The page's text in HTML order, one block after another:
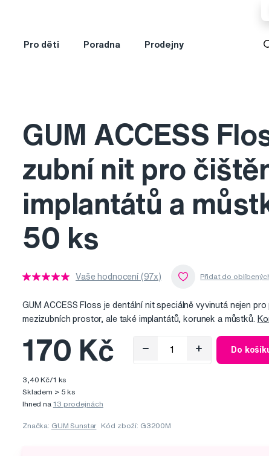
Pro děti Poradna Prodejny
GUM ACCESS
zubní nit pro
implantátů a
50 ks
Vaše hodnocení (97x)
GUM ACCESS Floss je dentální nit speciálně vyvinutá nejen
mezizubních prostor, ale také implantátů, korunek a můstků.
170 Kč Do
3,40 Kč/1 ks
Skladem > 5 ks
Ihned na 13 prodejnách
Značka: GUM Sunstar Kód zboží: G3200M